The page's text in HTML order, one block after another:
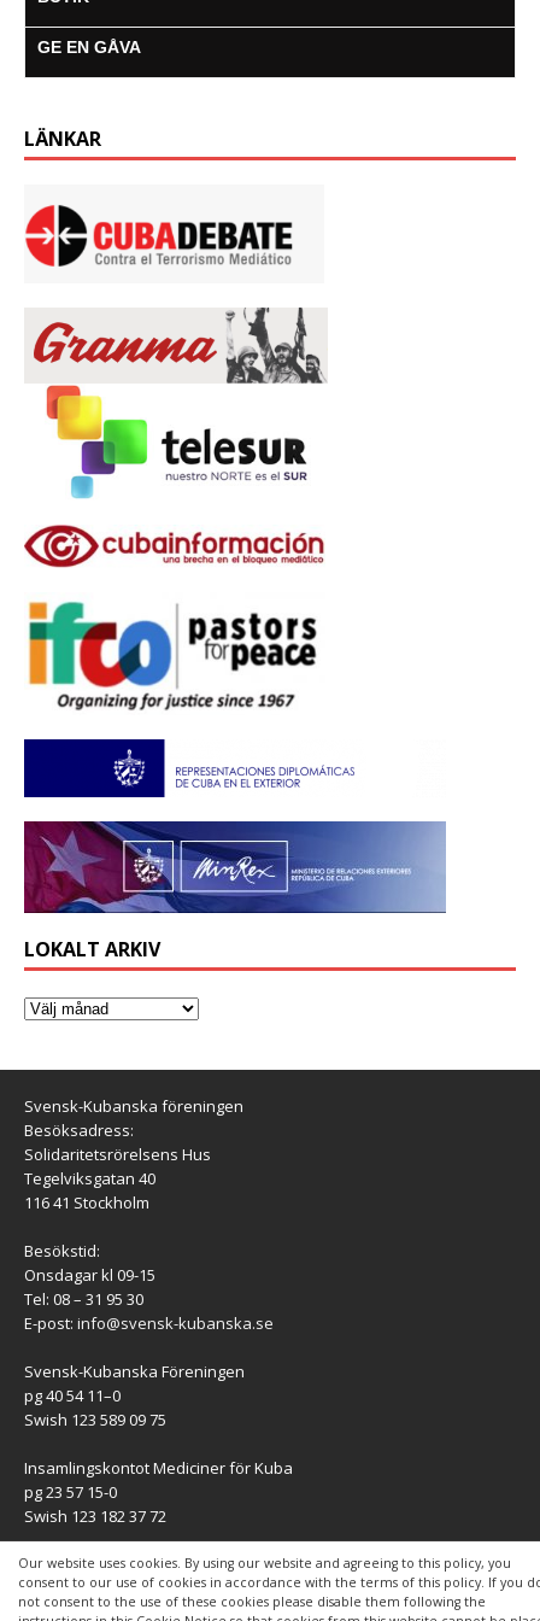
Our website uses cookies. By using our website and agreeing to this policy, you
consent to our use of cookies in accordance with the terms of this policy. If you
not consent to the use of these cookies please disable them following the
GE EN GÅVA
LÄNKAR
LOKALT ARKIV
Svensk-Kubanska föreningen
Besöksadress:
Solidaritetsrörelsens Hus
Tegelviksgatan 40
116 41 Stockholm
Besökstid:
Onsdagar kl 09-15
Tel: 08 – 31 95 30
E-post: info@svensk-kubanska.se
Svensk-Kubanska Föreningen
pg 40 54 11–0
Swish 123 589 09 75
Insamlingskontot Mediciner för Kuba
pg 23 57 15-0
Swish 123 182 37 72
KONTAKT